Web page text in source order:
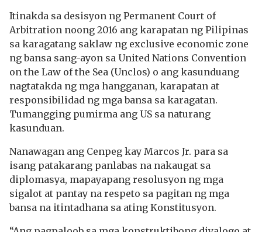
Itinakda sa desisyon ng Permanent Court of
Arbitration noong 2016 ang karapatan ng Pilipinas
sa karagatang saklaw ng exclusive economic zone
ng bansa sang-ayon sa United Nations Convention
on the Law of the Sea (Unclos) o ang kasunduang
nagtatakda ng mga hangganan, karapatan at
responsibilidad ng mga bansa sa karagatan.
Tumangging pumirma ang US sa naturang
kasunduan.
Nanawagan ang Cenpeg kay Marcos Jr. para sa
isang patakarang panlabas na nakaugat sa
diplomasya, mapayapang resolusyon ng mga
sigalot at pantay na respeto sa pagitan ng mga
bansa na itintadhana sa ating Konstitusyon.